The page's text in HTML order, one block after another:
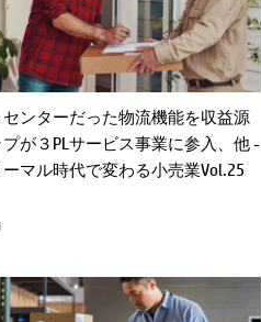
ンターだった物流機能を収益源
が３PLサービス事業に参入、他 -
ーマル時代で変わる小売業Vol.25